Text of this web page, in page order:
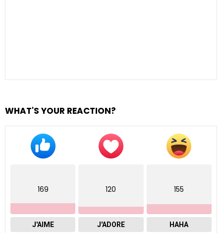
WHAT'S YOUR REACTION?
169
J'AIME
120
J'ADORE
155
HAHA